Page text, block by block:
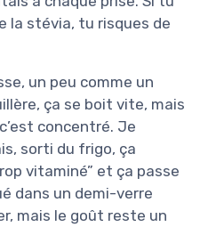
la stévia, tu risques de
un peu comme un
ça se boit vite, mais
concentré. Je
sorti du frigo, ça
vitaminé” et ça passe
dans un demi-verre
mais le goût reste un